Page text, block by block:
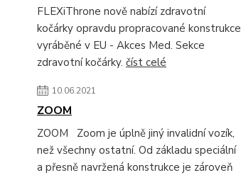
FLEXiThrone nově nabízí zdravotní
kočárky opravdu propracované konstrukce
vyráběné v EU - Akces Med. Sekce
zdravotní kočárky. číst celé
10.06.2021
ZOOM
ZOOM Zoom je úplně jiný invalidní vozík,
než všechny ostatní. Od základu speciální
a přesně navržená konstrukce je zároveň